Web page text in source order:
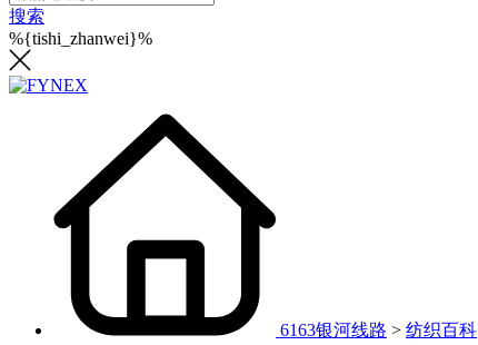
搜索
%{tishi_zhanwei}%
6163银河线路 > 纺织百科